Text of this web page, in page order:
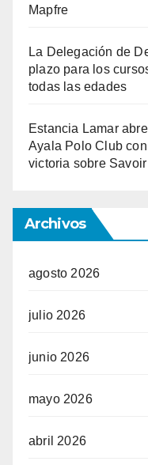
Mapfre
La Delegación de
plazo para los
todas las edades
Estancia Lamar
Ayala Polo Club
victoria sobre
Archivos
agosto 2026
julio 2026
junio 2026
mayo 2026
abril 2026